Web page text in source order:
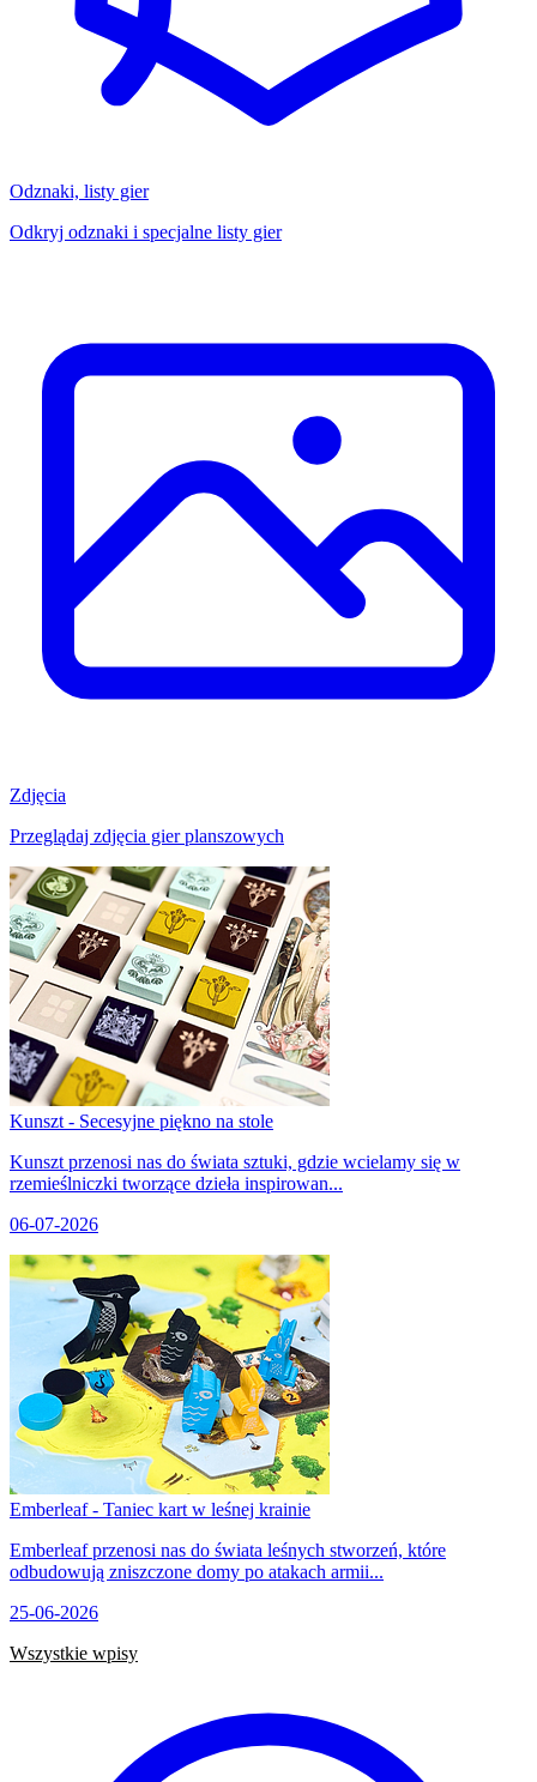
Odznaki, listy gier
Odkryj odznaki i specjalne listy gier
Zdjęcia
Przeglądaj zdjęcia gier planszowych
Kunszt - Secesyjne piękno na stole
Kunszt przenosi nas do świata sztuki, gdzie wcielamy się w
rzemieślniczki tworzące dzieła inspirowan...
06-07-2026
Emberleaf - Taniec kart w leśnej krainie
Emberleaf przenosi nas do świata leśnych stworzeń, które
odbudowują zniszczone domy po atakach armii...
25-06-2026
Wszystkie wpisy